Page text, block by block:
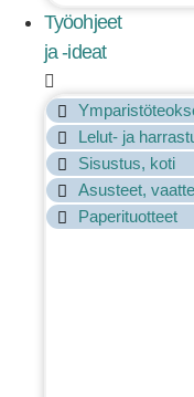
Työohjeet
ja -ideat
Lelut- ja
Sisustus, koti
Asusteet,
Paperituotteet